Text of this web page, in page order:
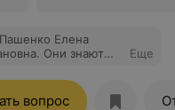
Елена
Они знают
что вы есть.
Еще
вопрос